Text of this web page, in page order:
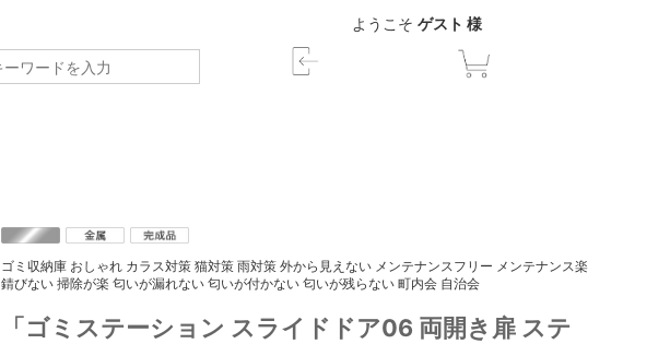
ようこそ ゲスト 様
ゴミ収納庫 おしゃれ カラス対策 猫対策 雨対策 外から見えない メンテナンスフリー メンテナンス楽
錆びない 掃除が楽 匂いが漏れない 匂いが付かない 匂いが残らない 町内会 自治会
「ゴミステーション スライドドア06 両開き扉 ステ